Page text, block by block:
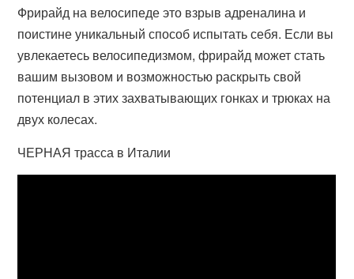
Фрирайд на велосипеде это взрыв адреналина и
поистине уникальный способ испытать себя. Если вы
увлекаетесь велосипедизмом, фрирайд может стать
вашим вызовом и возможностью раскрыть свой
потенциал в этих захватывающих гонках и трюках на
двух колесах.
ЧЕРНАЯ трасса в Италии